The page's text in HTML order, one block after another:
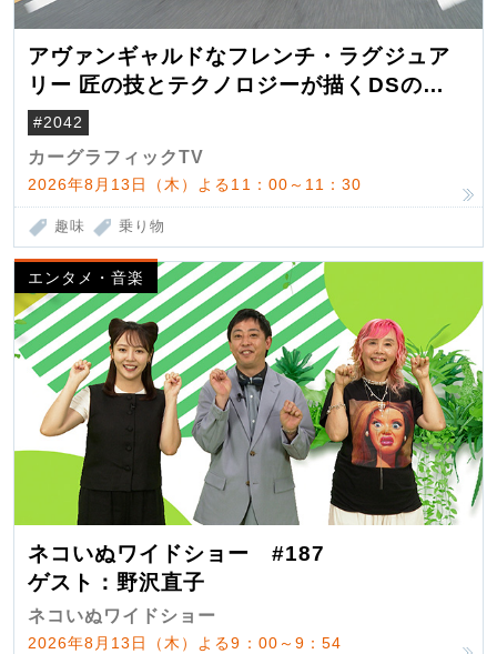
アヴァンギャルドなフレンチ・ラグジュア
リー 匠の技とテクノロジーが描くDSの世
界観
#2042
カーグラフィックTV
2026年8月13日（木）よる11：00～11：30
趣味 乗り物
エンタメ・音楽
ネコいぬワイドショー #187
ゲスト：野沢直子
ネコいぬワイドショー
2026年8月13日（木）よる9：00～9：54